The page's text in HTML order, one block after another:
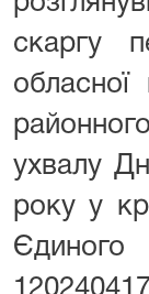
скаргу
ухвалу
року у